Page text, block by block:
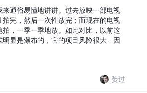
来通俗易懂地讲讲。过去放映一部电视
拍完，然后一次性放完；而现在的电视
拍，一季一季地放。如此对比，以前这
明显是瀑布的，它的项目风险很大，因
赞过